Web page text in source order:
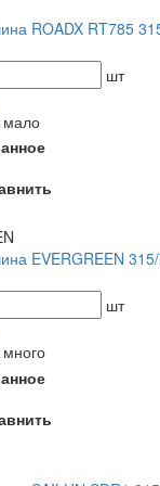
ROADX RT785
шт
мало
EVERGREEN
шт